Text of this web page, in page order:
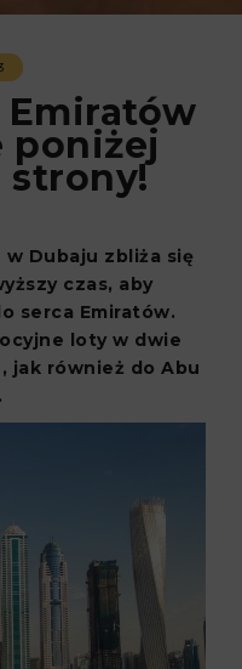
poniżej
strony!
Dubaju zbliża się
czas, aby
serca Emiratów.
loty w dwie
jak również do Abu